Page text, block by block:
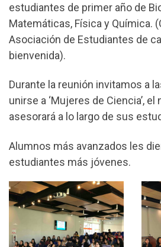
estudiantes de primer año de
Matemáticas, Física y Química.
Asociación de Estudiantes de
bienvenida).
Durante la reunión invitamos a
unirse a ‘Mujeres de Ciencia’,
asesorará a lo largo de sus
Alumnos más avanzados les
estudiantes más jóvenes.